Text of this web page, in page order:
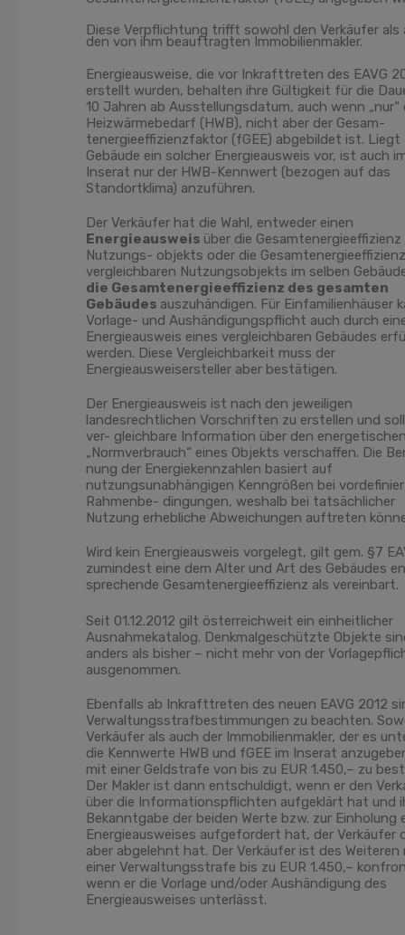
Diese Verpflichtung trifft sowohl den Verkäufer als
den von ihm beauftragten Immobilienmakler.
Energieausweise, die vor Inkrafttreten des EAVG
erstellt wurden, behalten ihre Gültigkeit für die
10 Jahren ab Ausstellungsdatum, auch wenn „nur“
Heizwärmebedarf (HWB), nicht aber der Gesam-
tenergieeffizienzfaktor (fGEE) abgebildet ist. Liegt
Gebäude ein solcher Energieausweis vor, ist auch
Inserat nur der HWB-Kennwert (bezogen auf das
Standortklima) anzuführen.
Der Verkäufer hat die Wahl, entweder einen
Energieausweis über die Gesamtenergieeffizienz
Nutzungs- objekts oder die
vergleichbaren Nutzungsobjekts im selben
die Gesamtenergieeffizienz des gesamten
Gebäudes auszuhändigen. Für Einfamilienhäuser
Vorlage- und Aushändigungspflicht auch durch
Energieausweis eines vergleichbaren Gebäudes
werden. Diese Vergleichbarkeit muss der
Energieausweisersteller aber bestätigen.
Der Energieausweis ist nach den jeweiligen
landesrechtlichen Vorschriften zu erstellen und
ver- gleichbare Information über den
„Normverbrauch“ eines Objekts verschaffen. Die
nung der Energiekennzahlen basiert auf
nutzungsunabhängigen Kenngrößen bei
Rahmenbe- dingungen, weshalb bei tatsächlicher
Nutzung erhebliche Abweichungen auftreten
Wird kein Energieausweis vorgelegt, gilt gem. §7
zumindest eine dem Alter und Art des Gebäudes
sprechende Gesamtenergieeffizienz als vereinbart.
Seit 01.12.2012 gilt österreichweit ein einheitlicher
Ausnahmekatalog. Denkmalgeschützte Objekte
anders als bisher – nicht mehr von der
ausgenommen.
Ebenfalls ab Inkrafttreten des neuen EAVG 2012
Verwaltungsstrafbestimmungen zu beachten.
Verkäufer als auch der Immobilienmakler, der es
die Kennwerte HWB und fGEE im Inserat
mit einer Geldstrafe von bis zu EUR 1.450,– zu
Der Makler ist dann entschuldigt, wenn er den
über die Informationspflichten aufgeklärt hat und
Bekanntgabe der beiden Werte bzw. zur Einholung
Energieausweises aufgefordert hat, der Verkäufer
aber abgelehnt hat. Der Verkäufer ist des Weiteren
einer Verwaltungsstrafe bis zu EUR 1.450,–
wenn er die Vorlage und/oder Aushändigung des
Energieausweises unterlässt.